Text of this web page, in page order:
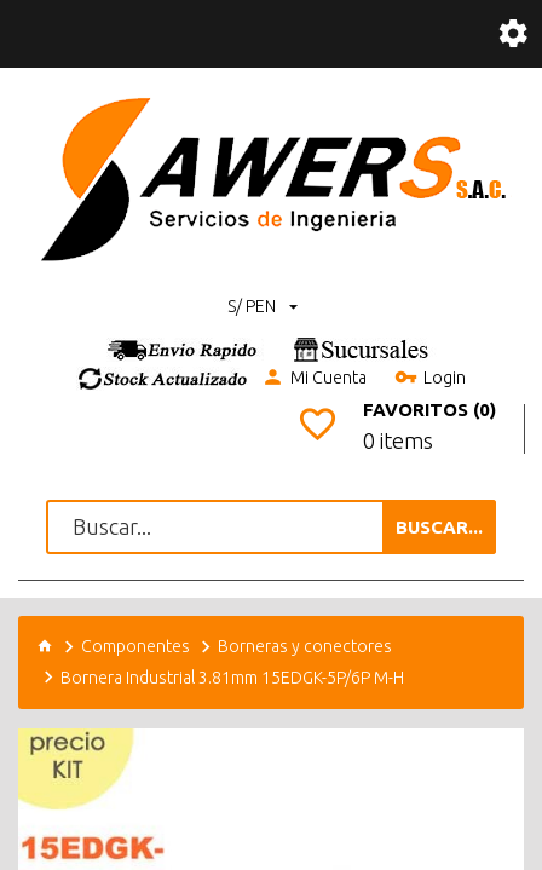
S/ PEN
Mi Cuenta Login
FAVORITOS (0)
0 items
BUSCAR...
Componentes
Borneras y conectores
Bornera Industrial 3.81mm 15EDGK-5P/6P M-H